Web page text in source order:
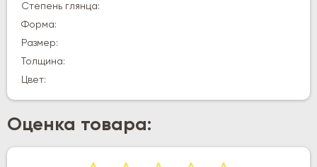
Степень глянца:
Форма:
Размер:
Толщина:
Цвет:
Оценка товара: